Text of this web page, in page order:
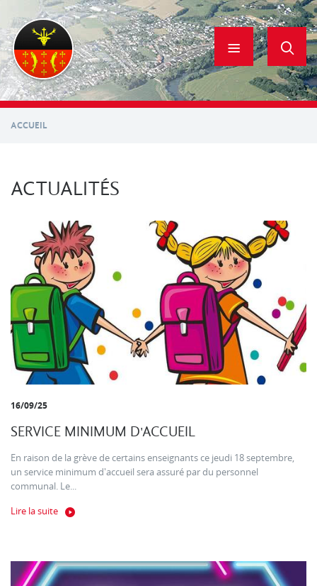
contenu
principal
ACCUEIL
ACTUALITÉS
16/09/25
SERVICE MINIMUM D'ACCUEIL
En raison de la grève de certains enseignants ce jeudi 18 septembre,
un service minimum d'accueil sera assuré par du personnel
communal. Le...
Lire la suite